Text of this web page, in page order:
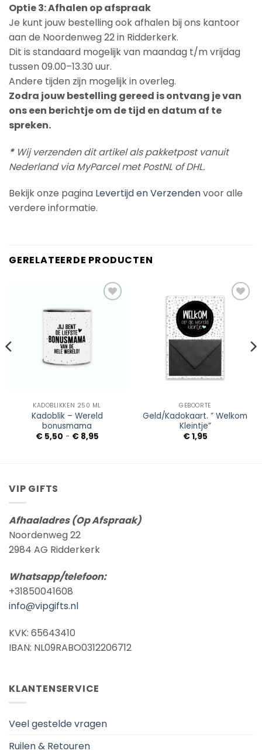
Optie 3: Afhalen op afspraak
Je kunt jouw bestelling ook afhalen bij ons kantoor
aan de Noordenweg 22 in Ridderkerk.
Dit is standaard mogelijk van maandag t/m vrijdag
tussen 09.00–13.30 uur.
Andere tijden zijn mogelijk in overleg.
Zodra jouw bestelling gereed is ontvang je van
ons een berichtje om de tijd en datum af te
spreken.
*Wij verzenden dit artikel als pakketpost vanuit
Nederland via MyParcel met PostNL of DHL.
Bekijk onze pagina Levertijd en Verzendenvoor alle
verdere informatie.
GERELATEERDE PRODUCTEN
KADOBLIKKEN 250 ML
Kadoblik – Wereld
bonusmama
€5,50 - €8,95Prijsklasse:
Add to
Wishlist
GEBOORTE
Geld/Kadokaart. ” Welkom
Kleintje”
€1,95
VIP GIFTS
Afhaaladres (Op Afspraak)
Noordenweg 22
2984 AG Ridderkerk
Whatsapp/telefoon:
+31850041608
info@vipgifts.nl
KVK: 65643410
IBAN: NL09RABO0312206712
KLANTENSERVICE
Veel gestelde vragen
Ruilen & Retouren